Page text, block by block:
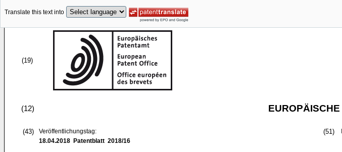
Translate this text into
(19)
(12)
(43)
Veröffentlichungstag:
18.04.2018 Patentblatt 2018/16
(51)